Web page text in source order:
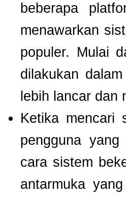
beberapa
menawarkan
populer. Mulai
dilakukan
lebih lancar dan
Ketika mencari
pengguna
cara sistem
antarmuka